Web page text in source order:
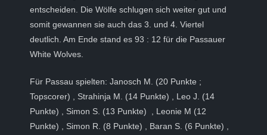
entscheiden. Die Wölfe schlugen sich weiter gut und
somit gewannen sie auch das 3. und 4. Viertel
deutlich. Am Ende stand es 93 : 12 für die Passauer
White Wolves.
Für Passau spielten: Janosch M. (20 Punkte ;
Topscorer) , Strahinja M. (14 Punkte) , Leo J. (14
Punkte) , Simon S. (13 Punkte) , Leonie M (12
Punkte) , Simon R. (8 Punkte) , Baran S. (6 Punkte) ,